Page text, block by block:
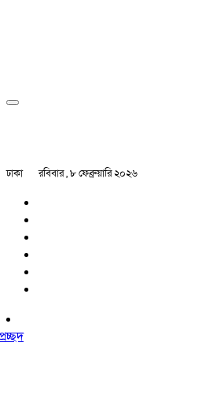
ঢাকা রবিবার , ৮ ফেব্রুয়ারি ২০২৬